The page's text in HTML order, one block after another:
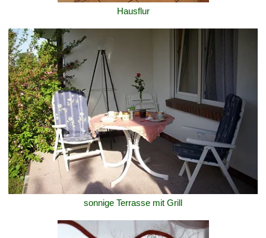
Hausflur
sonnige Terrasse mit Grill